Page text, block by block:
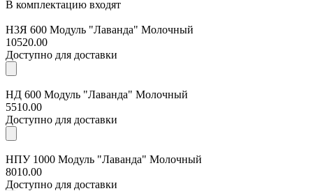
В комплектацию входят
Н3Я 600 Модуль "Лаванда" Молочный
10520.00
Доступно для доставки
НД 600 Модуль "Лаванда" Молочный
5510.00
Доступно для доставки
НПУ 1000 Модуль "Лаванда" Молочный
8010.00
Доступно для доставки